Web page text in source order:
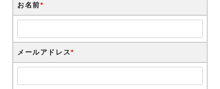
お名前*
メールアドレス*